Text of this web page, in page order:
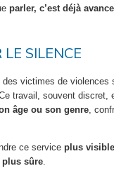
parler, c’est déjà
SILENCE
victimes de violences
travail, souvent discret,
âge ou son genre ,
ce service plus
sûre